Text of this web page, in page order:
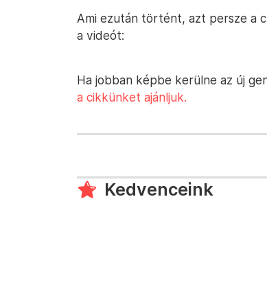
Ami ezután történt, azt persze a
a videót:
Ha jobban képbe kerülne az új
a cikkünket ajánljuk.
Kedvenceink